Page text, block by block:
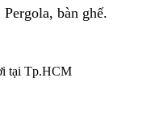
bàn ghế.